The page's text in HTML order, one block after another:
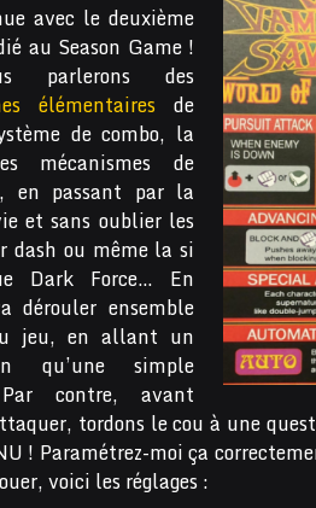
avec le deuxième
au Season Game !
parlerons des
élémentaires de
de combo, la
mécanismes de
en passant par la
et sans oublier les
dash ou même la si
Dark Force… En
dérouler ensemble
jeu, en allant un
qu’une simple
contre, avant
tordons le cou à une
! Paramétrez-moi ça
voici les réglages :